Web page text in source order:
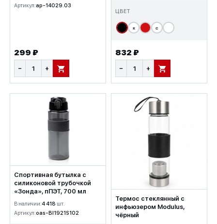
Артикул:ap-14029.03
299 ₽
− + В КОРЗИНУ
ЦВЕТ
к с
832 ₽
− + В КОРЗИНУ
Спортивная бутылка с
силиконовой трубочкой
«Зонда», пПЭТ, 700 мл
В наличии:4 418 шт.
Артикул:oas-BI1921S102
Термос стеклянный с
инфьюзером Modulus,
чёрный